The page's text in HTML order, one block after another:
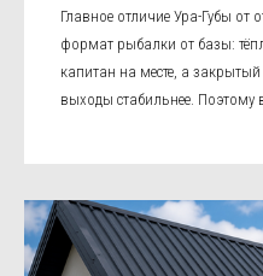
Главное отличие Ура-Губы от
формат рыбалки от базы:
капитан на месте, а
выходы стабильнее. Поэтому